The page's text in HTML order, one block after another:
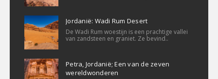
Jordanië: Wadi Rum Desert
De Wadi Rum woestijn is een prachtige vallei
van zandsteen en graniet. Ze bevind..
Petra, Jordanië; Een van de zeven
wereldwonderen